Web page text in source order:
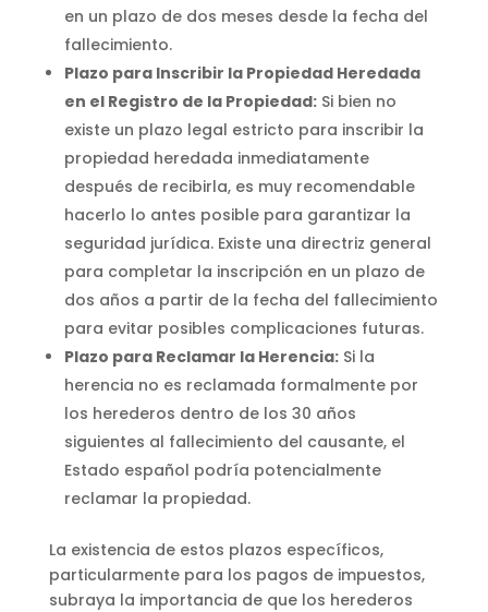
en un plazo de dos meses desde la fecha del
fallecimiento.
Plazo para Inscribir la Propiedad Heredada
en el Registro de la Propiedad:Si bien no
existe un plazo legal estricto para inscribir la
propiedad heredada inmediatamente
después de recibirla, es muy recomendable
hacerlo lo antes posible para garantizar la
seguridad jurídica. Existe una directriz general
para completar la inscripción en un plazo de
dos años a partir de la fecha del fallecimiento
para evitar posibles complicaciones futuras.
Plazo para Reclamar la Herencia:Si la
herencia no es reclamada formalmente por
los herederos dentro de los 30 años
siguientes al fallecimiento del causante, el
Estado español podría potencialmente
reclamar la propiedad.
La existencia de estos plazos específicos,
particularmente para los pagos de impuestos,
subraya la importancia de que los herederos